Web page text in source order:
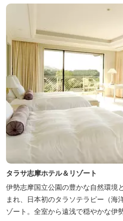
タラサ志摩ホテル＆リゾート
伊勢志摩国立公園の豊かな自然環境
まれ、日本初のタラソテラピー（海
ゾート。全室から遠浅で穏やかな伊